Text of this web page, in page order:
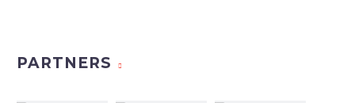
PARTNERS